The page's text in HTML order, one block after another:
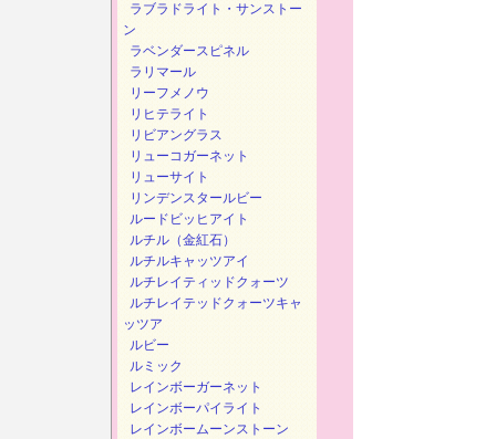
ラブラドライト・サンストー
ン
ラベンダースピネル
ラリマール
リーフメノウ
リヒテライト
リビアングラス
リューコガーネット
リューサイト
リンデンスタールビー
ルードビッヒアイト
ルチル（金紅石）
ルチルキャッツアイ
ルチレイティッドクォーツ
ルチレイテッドクォーツキャ
ッツア
ルビー
ルミック
レインボーガーネット
レインボーパイライト
レインボームーンストーン